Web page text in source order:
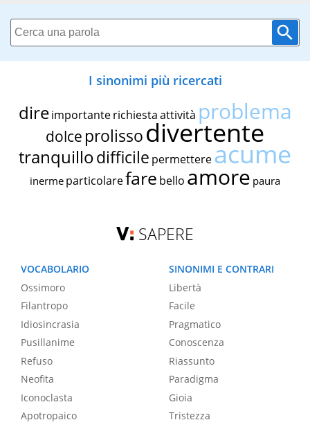
I sinonimi più ricercati
dire importante richiestaattività problema
dolce prolissodivertente
tranquillodifficile permettereacume
inerme particolarefare bello amore paura
SAPERE
VOCABOLARIO
Ossimoro
Filantropo
Idiosincrasia
Pusillanime
Refuso
Neofita
Iconoclasta
Apotropaico
SINONIMI E CONTRARI
Libertà
Facile
Pragmatico
Conoscenza
Riassunto
Paradigma
Gioia
Tristezza